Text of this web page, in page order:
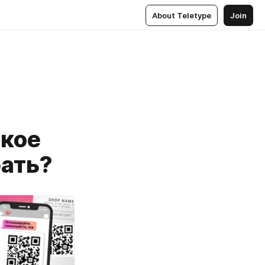
About Teletype Join